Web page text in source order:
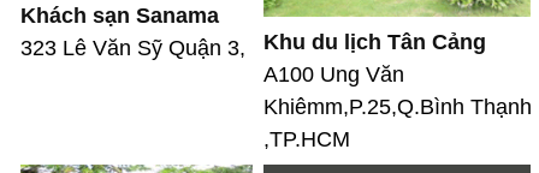
Khách sạn Sanama
323 Lê Văn Sỹ Quận 3,
Khu du lịch Tân Cảng
A100 Ung Văn
Khiêmm,P.25,Q.Bình Thạnh
,TP.HCM